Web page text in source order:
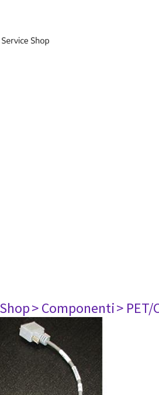
> Componenti> PET/